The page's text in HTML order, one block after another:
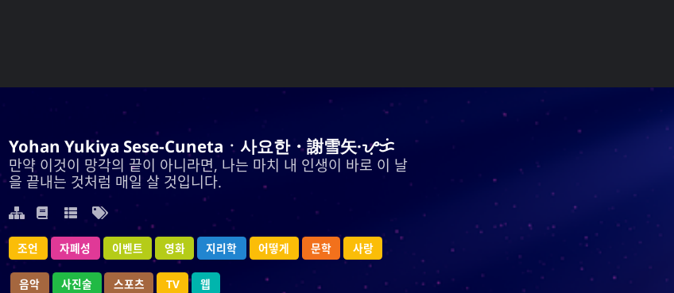
Yohan Yukiya Sese-Cunetaㆍ사요한・謝雪矢·ᜌᜓᜃᜒ
만약 이것이 망각의 끝이 아니라면, 나는 마치 내 인생이 바로 이 날
을 끝내는 것처럼 매일 살 것입니다.
조언 자폐성 이벤트 영화 지리학 어떻게 문학 사랑
음악 사진술 스포츠 TV 웹
Cunetaㆍ사요한・謝雪矢·ᜌᜓᜃᜒ
아니라면, 나는 마치 내 인생이 바로 이 날
을 끝내는 것처럼 매일 살 것입니다.
조언
자폐성
이벤트
영화
지리학
떻게
사진술
스포츠
TV
웹